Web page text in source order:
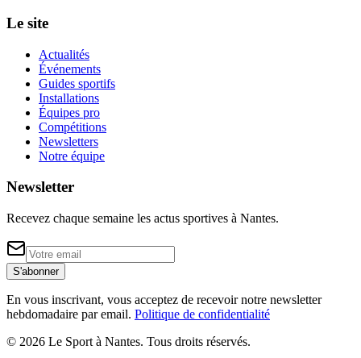
Le site
Actualités
Événements
Guides sportifs
Installations
Équipes pro
Compétitions
Newsletters
Notre équipe
Newsletter
Recevez chaque semaine les actus sportives à Nantes.
S'abonner
En vous inscrivant, vous acceptez de recevoir notre newsletter
hebdomadaire par email. Politique de confidentialité
© 2026 Le Sport à Nantes. Tous droits réservés.